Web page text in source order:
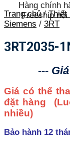
Hàng chính
Freeship nội
Trang chủ / Thiết
Siemens / 3RT
3RT2035-
---
Giá có thể
đặt hàng
nhiều)
Bảo hành 12